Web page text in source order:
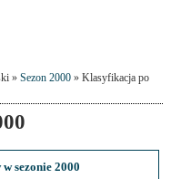
» Sezon 2000» Klasyfikacja po
sezonie 2000